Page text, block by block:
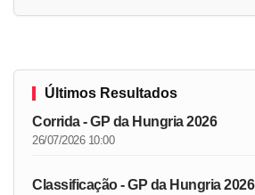
Últimos Resultados
Corrida - GP da Hungria 2026
26/07/2026 10:00
Classificação - GP da Hungria 2026